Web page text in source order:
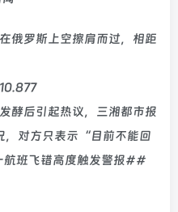
俄罗斯上空擦肩而过，相距
酵后引起热议，三湘都市报
，对方只表示“目前不能回
班飞错高度触发警报##